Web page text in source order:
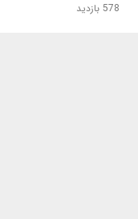
578 بازدید